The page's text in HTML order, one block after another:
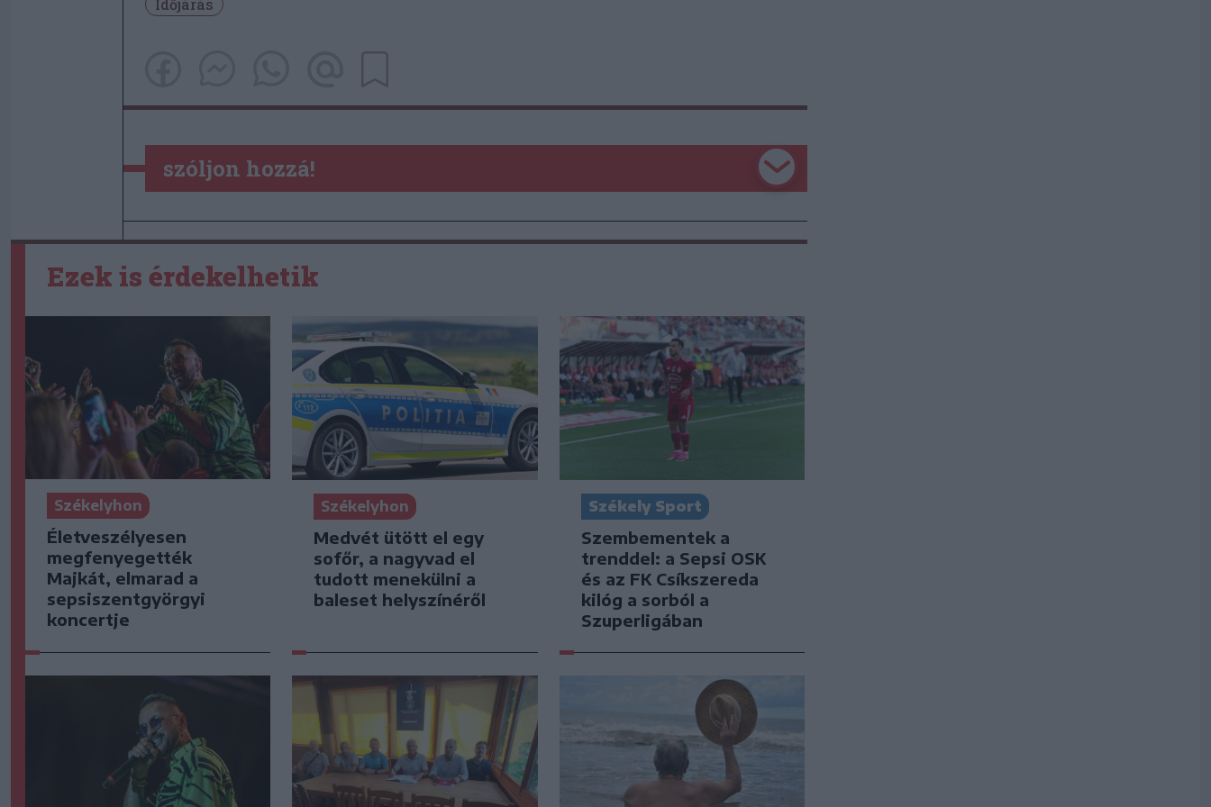
Időjárás
szóljon hozzá!
Ezek is érdekelhetik
Székelyhon
Életveszélyesen
megfenyegették
Majkát, elmarad a
sepsiszentgyörgyi
koncertje
Székelyhon
Medvét ütött el egy
sofőr, a nagyvad el
tudott menekülni a
baleset helyszínéről
Székely Sport
Szembementek a
trenddel: a Sepsi OSK
és az FK Csíkszereda
kilóg a sorból a
Szuperligában